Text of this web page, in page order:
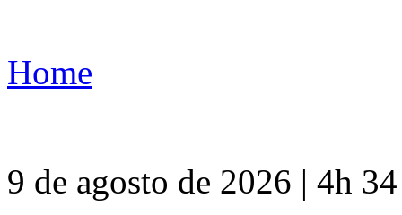
Home
9 de agosto de 2026 | 4h